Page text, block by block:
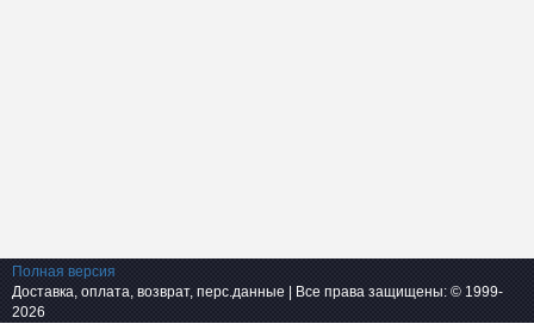
Полная версия
Доставка, оплата, возврат, перс.данные | Все права защищены: © 1999-
2026